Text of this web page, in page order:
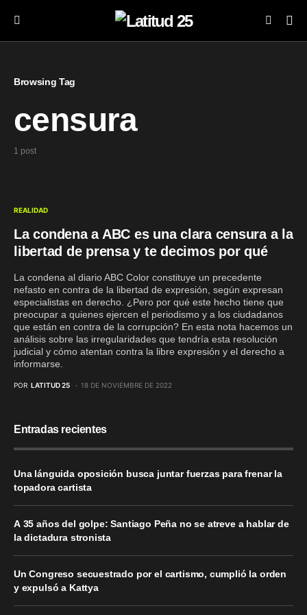
Browsing Tag
censura
1 post
REALIDAD
La condena a ABC es una clara censura a la
libertad de prensa y te decimos por qué
La condena al diario ABC Color constituye un precedente
nefasto en contra de la libertad de expresión, según expresan
especialistas en derecho. ¿Pero por qué este hecho tiene que
preocupar a quienes ejercen el periodismo y a los ciudadanos
que están en contra de la corrupción? En esta nota hacemos un
análisis sobre las irregularidades que tendría esta resolución
judicial y cómo atentan contra la libre expresión y el derecho a
informarse.
POR LATITUD 25 18 DE NOVIEMBRE DE 2022
Entradas recientes
Una lánguida oposición busca juntar fuerzas para frenar la
topadora cartista
A 35 años del golpe: Santiago Peña no se atreve a hablar de
la dictadura stronista
Un Congreso secuestrado por el cartismo, cumplió la orden
y expulsó a Kattya